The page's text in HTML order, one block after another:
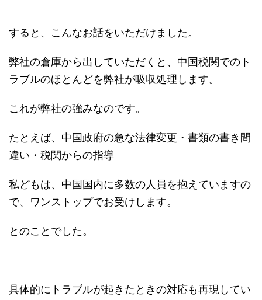
すると、こんなお話をいただけました。
弊社の倉庫から出していただくと、中国税関でのト
ラブルのほとんどを弊社が吸収処理します。
これが弊社の強みなのです。
たとえば、中国政府の急な法律変更・書類の書き間
違い・税関からの指導
私どもは、中国国内に多数の人員を抱えていますの
で、ワンストップでお受けします。
とのことでした。
具体的にトラブルが起きたときの対応も再現してい